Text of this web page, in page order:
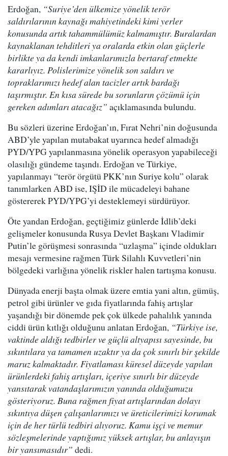
Erdoğan, “Suriye’den ülkemize yönelik terör
saldırılarının kaynağı mahiyetindeki kimi yerler
konusunda artık tahammülümüz kalmamıştır. Buralardan
kaynaklanan tehditleri ya oralarda etkin olan güçlerle
birlikte ya da kendi imkanlarımızla bertaraf etmekte
kararlıyız. Polislerimize yönelik son saldırı ve
topraklarımızı hedef alan tacizler artık bardağı
taşırmıştır. En kısa sürede bu sorunların çözümü için
gereken adımları atacağız” açıklamasında bulundu.
Bu sözleri üzerine Erdoğan’ın, Fırat Nehri’nin doğusunda
ABD’yle yapılan mutabakat uyarınca hedef almadığı
PYD/YPG yapılanmasına yönelik operasyon yapabileceği
olasılığı gündeme taşındı. Erdoğan ve Türkiye,
yapılanmayı “terör örgütü PKK’nın Suriye kolu” olarak
tanımlarken ABD ise, IŞİD ile mücadeleyi bahane
göstererek PYD/YPG’yi desteklemeyi sürdürüyor.
Öte yandan Erdoğan, geçtiğimiz günlerde İdlib’deki
gelişmeler konusunda Rusya Devlet Başkanı Vladimir
Putin’le görüşmesi sonrasında “uzlaşma” içinde oldukları
mesajı vermesine rağmen Türk Silahlı Kuvvetleri’nin
bölgedeki varlığına yönelik riskler halen tartışma konusu.
Dünyada enerji başta olmak üzere emtia yani altın, gümüş,
petrol gibi ürünler ve gıda fiyatlarında fahiş artışlar
yaşandığı bir dönemde pek çok ülkede pahalılık yanında
ciddi ürün kıtlığı olduğunu anlatan Erdoğan, “Türkiye ise,
vaktinde aldığı tedbirler ve güçlü altyapısı sayesinde, bu
sıkıntılara ya tamamen uzaktır ya da çok sınırlı bir şekilde
maruz kalmaktadır. Fiyatlaması küresel düzeyde yapılan
ürünlerdeki fahiş artışları, içeriye sınırlı bir düzeyde
yansıtarak vatandaşlarımızın yanında olduğumuzu
gösteriyoruz. Buna rağmen fiyat artışlarından dolayı
sıkıntıya düşen çalışanlarımızı ve üreticilerimizi korumak
için de her türlü tedbiri alıyoruz. Kamu işçi ve memur
sözleşmelerinde yaptığımız yüksek artışlar, bu anlayışın
bir yansımasıdır” dedi.